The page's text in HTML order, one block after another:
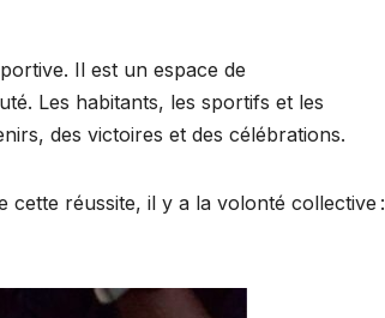
Il est un espace de
Les habitants, les sportifs et les
des victoires et des célébrations.
réussite, il y a la volonté collective :